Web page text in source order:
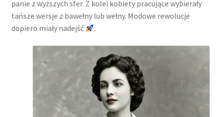
panie z wyższych sfer. Z kolei kobiety pracujące wybierały
tańsze wersje z bawełny lub wełny. Modowe rewolucje
dopiero miały nadejść
.